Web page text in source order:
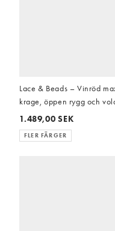
Lace & Beads – Vinröd
krage, öppen rygg och
1.489,00 SEK
FLER FÄRGER